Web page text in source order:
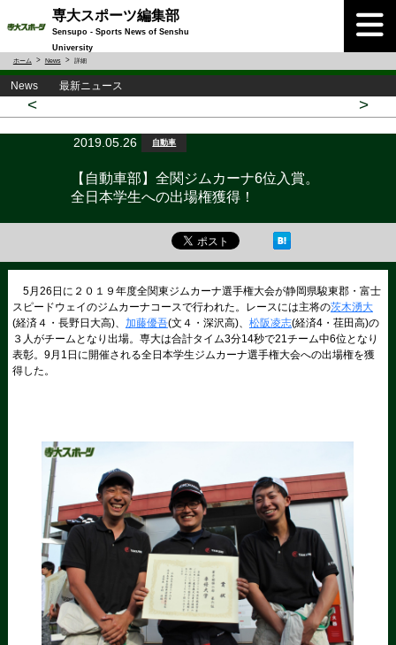
専大スポーツ編集部
Sensupo - Sports News of Senshu
University
ホーム News 詳細
News 最新ニュース
< >
2019.05.26 自動車
【自動車部】全関ジムカーナ6位入賞。
全日本学生への出場権獲得！
5月 26 日に２０１９年度全関東ジムカーナ選手権大会が静岡県駿東郡・富士
スピードウェイのジムカーナコースで行われた。レースには主将の茨木湧大
(経済４・長野日大高)、 加藤優吾(文４・深沢高)、 松阪凌志(経済4・荏田高)の
３人がチームとなり出場。専大は合計タイム3分14秒で21チーム中6位となり
表彰。 9月 1 日に開催される全日本学生ジムカーナ選手権大会への出場権を獲
得した。